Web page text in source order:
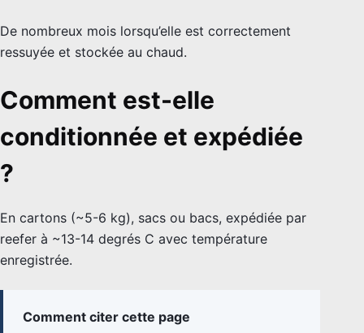
De nombreux mois lorsqu’elle est correctement
ressuyée et stockée au chaud.
Comment est-elle
conditionnée et expédiée
?
En cartons (~5-6 kg), sacs ou bacs, expédiée par
reefer à ~13-14 degrés C avec température
enregistrée.
Comment citer cette page